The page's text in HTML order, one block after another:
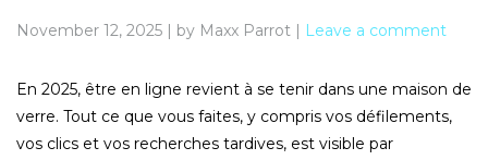
November 12, 2025 | by Maxx Parrot | Leave a comment
En 2025, être en ligne revient à se tenir dans une maison de
verre. Tout ce que vous faites, y compris vos défilements,
vos clics et vos recherches tardives, est visible par